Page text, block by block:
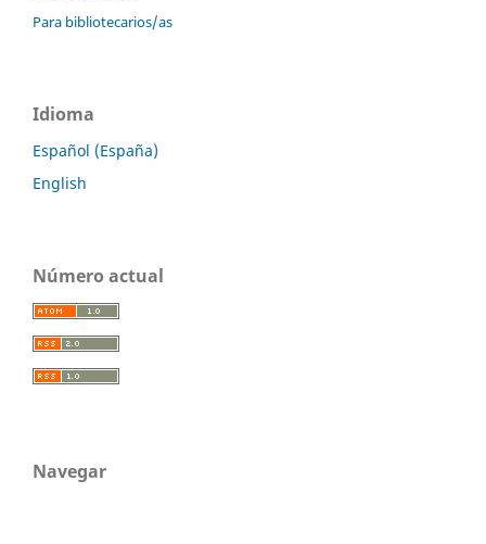
Para bibliotecarios/as
Idioma
Español (España)
English
Número actual
Navegar